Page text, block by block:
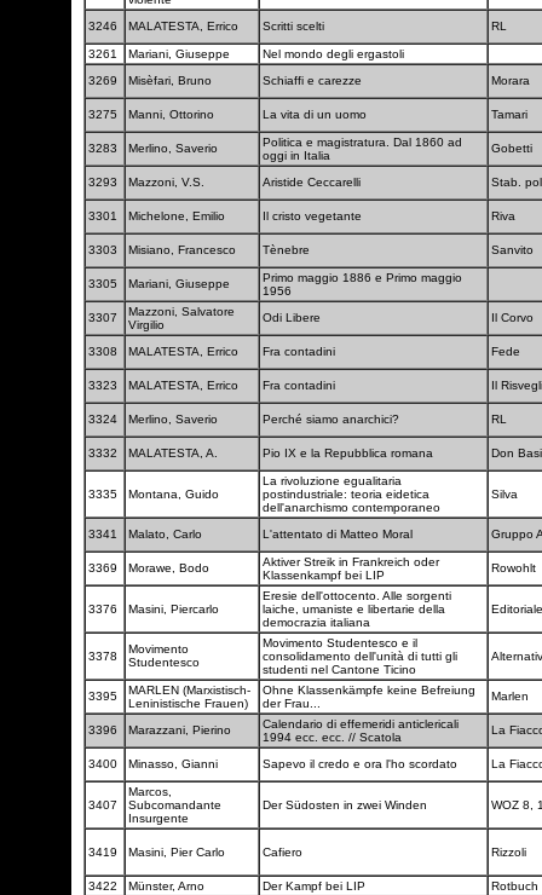
3246
MALATESTA, Errico Scritti scelti RL
3261 Mariani, Giuseppe
Nel mondo degli ergastoli
3269
Misèfari, Bruno Schiaffi e carezze Morara
3275 Manni, Ottorino La vita di un uomo Tamari
3283 Merlino, Saverio
Politica e magistratura. Dal 1860 ad
oggi in Italia
Gobetti
3293 Mazzoni, V.S. Aristide Ceccarelli Stab.
3301 Michelone, Emilio Il cristo vegetante Riva
3303 Misiano, Francesco Tènebre Sanvito
3305 Mariani, Giuseppe
Primo maggio 1886 e Primo maggio
1956
3307
Mazzoni, Salvatore
Virgilio
Odi Libere Il Corvo
3308 MALATESTA, Errico Fra contadini Fede
3323 MALATESTA, Errico Fra contadini Il
3324 Merlino, Saverio Perché siamo anarchici? RL
3332 MALATESTA, A. Pio IX e la Repubblica romana Don
3335 Montana, Guido
La rivoluzione egualitaria
postindustriale: teoria eidetica
dell'anarchismo contemporaneo
Silva
3341 Malato, Carlo L'attentato di Matteo Moral Gruppo
3369 Morawe, Bodo
Aktiver Streik in Frankreich oder
Klassenkampf bei LIP
Rowohlt
3376 Masini, Piercarlo
Eresie dell'ottocento. Alle sorgenti
laiche, umaniste e libertarie della
democrazia italiana
3378
Movimento
Studentesco
Movimento Studentesco e il
consolidamento dell'unità di tutti gli
studenti nel Cantone Ticino
3395
MARLEN (Marxistisch-
Leninistische Frauen)
Ohne Klassenkämpfe keine Befreiung
der Frau...
Marlen
3396 Marazzani, Pierino
Calendario di effemeridi anticlericali
1994 ecc. ecc. // Scatola
La
3400 Minasso, Gianni Sapevo il credo e ora l'ho scordato La
3407
Marcos,
Subcomandante
Insurgente
Der Südosten in zwei Winden WOZ 8,
3419 Masini, Pier Carlo Cafiero Rizzoli
3422 Münster, Arno Der Kampf bei LIP
Rotbuch